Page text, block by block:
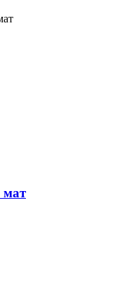
мат